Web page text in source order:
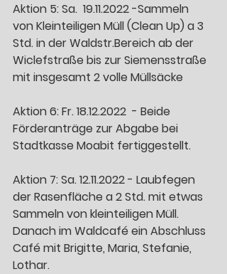
Aktion 5: Sa.  19.11.2022 -Sammeln
von Kleinteiligen Müll (Clean Up) a 3
Std. in der Waldstr.Bereich ab der
Wiclefstraße bis zur Siemensstraße
mit insgesamt 2 volle Müllsäcke
Aktion 6: Fr. 18.12.2022  - Beide
Förderanträge zur Abgabe bei
Stadtkasse Moabit fertiggestellt.
Aktion 7: Sa. 12.11.2022 - Laubfegen
der Rasenfläche a 2 Std. mit etwas
Sammeln von kleinteiligen Müll.
Danach im Waldcafé ein Abschluss
Café mit Brigitte, Maria, Stefanie,
Lothar.